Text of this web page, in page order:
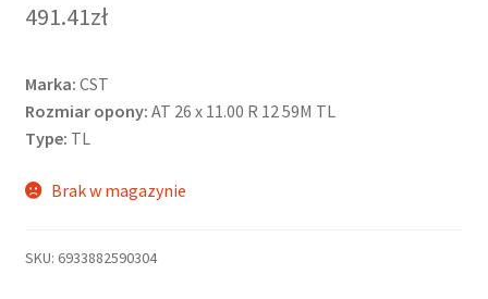
491.41zł
Marka: CST
Rozmiar opony: AT 26 x 11.00 R 12 59M TL
Type: TL
Brak w magazynie
SKU: 6933882590304